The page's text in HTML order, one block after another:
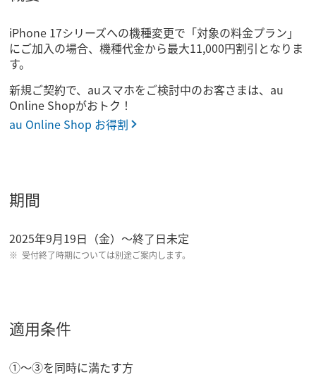
iPhone 17シリーズへの機種変更で「対象の料金プラン」
にご加入の場合、機種代金から最大11,000円割引となりま
す。
新規ご契約で、auスマホをご検討中のお客さまは、au
Online Shopがおトク！
au Online Shop お得割
期間
2025年9月19日（金）～終了日未定
受付終了時期については別途ご案内します。
適用条件
①～③を同時に満たす方